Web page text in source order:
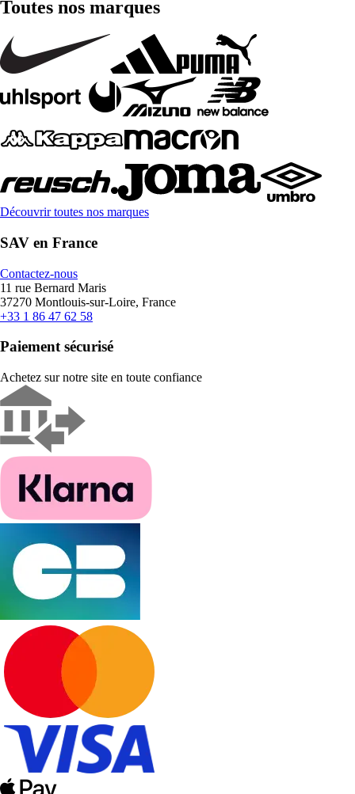
Toutes nos marques
Découvrir toutes nos marques
SAV en France
Contactez-nous
11 rue Bernard Maris
37270 Montlouis-sur-Loire, France
+33 1 86 47 62 58
Paiement sécurisé
Achetez sur notre site en toute confiance